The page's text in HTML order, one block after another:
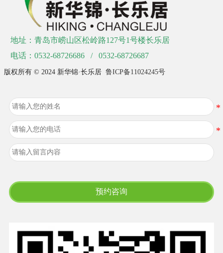
地址：青岛市崂山区松岭路127号1号楼长乐居
电话：0532-68726686 / 0532-68726687
版权所有 © 2024 新华锦·长乐居 鲁ICP备11024245号
预约咨询